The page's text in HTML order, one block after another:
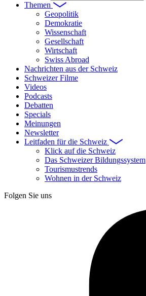
Themen
Geopolitik
Demokratie
Wissenschaft
Gesellschaft
Wirtschaft
Swiss Abroad
Nachrichten aus der Schweiz
Schweizer Filme
Videos
Podcasts
Debatten
Specials
Meinungen
Newsletter
Leitfaden für die Schweiz
Klick auf die Schweiz
Das Schweizer Bildungssystem
Tourismustrends
Wohnen in der Schweiz
Folgen Sie uns